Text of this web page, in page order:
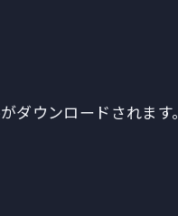
ダウンロードされます。